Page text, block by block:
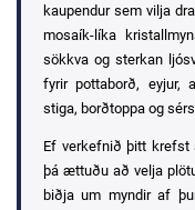
kaupendur sem vilja
mosaík-líka
sökkva og sterkan
fyrir pottaborð, eyjur,
stiga, borðtoppa og
Ef verkefnið þitt krefst
þá ættuðu að velja
biðja um myndir af